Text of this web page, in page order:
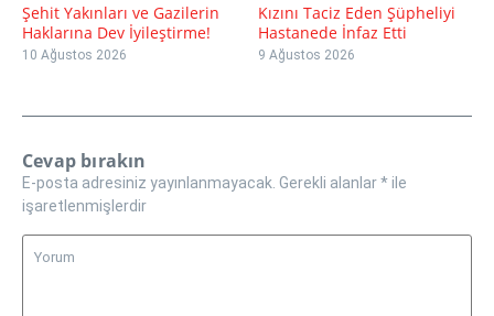
Şehit Yakınları ve Gazilerin
Haklarına Dev İyileştirme!
10 Ağustos 2026
Kızını Taciz Eden Şüpheliyi
Hastanede İnfaz Etti
9 Ağustos 2026
Cevap bırakın
E-posta adresiniz yayınlanmayacak. Gerekli alanlar*ile
işaretlenmişlerdir